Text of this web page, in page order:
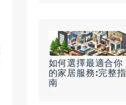
如何選擇最適合你
的家居服務:完整指
南